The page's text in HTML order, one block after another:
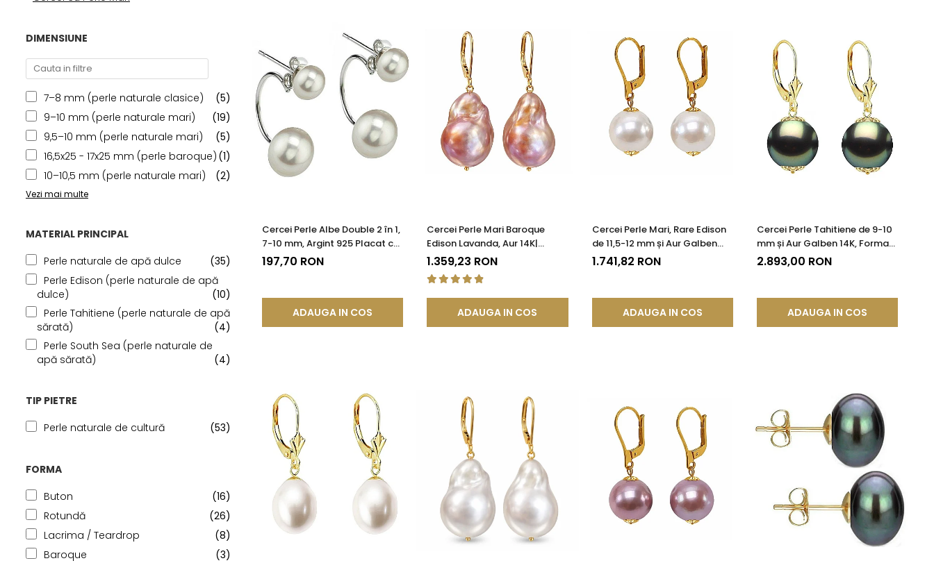
Brose cu Perle
DIMENSIUNE
7–8 mm (perle naturale clasice)
(5)
9–10 mm (perle naturale mari)
(19)
9,5–10 mm (perle naturale mari)
(5)
16,5x25 - 17x25 mm (perle baroque) (1)
10–10,5 mm (perle naturale mari)
(2)
Vezi mai multe
MATERIAL PRINCIPAL
Perle naturale de apă dulce
(35)
Perle Edison (perle naturale de apă
dulce)
(10)
Perle Tahitiene (perle naturale de apă
sărată)
(4)
Perle South Sea (perle naturale de
apă sărată)
(4)
TIP PIETRE
Perle naturale de cultură
(53)
FORMA
Buton
(16)
Rotundă
(26)
Lacrima / Teardrop
(8)
Baroque
(3)
Cercei Perle Albe Double 2 în 1,
7-10 mm, Argint 925 Placat cu
Platină | KASKADDA®
197,70 RON
ADAUGA IN COS
Cercei Perle Mari Baroque
Edison Lavanda, Aur 14K|
KASKADDA®
1.359,23 RON
ADAUGA IN COS
Cercei Perle Mari, Rare Edison
de 11,5-12 mm și Aur Galben
14K, Bijuterie de Colecție|
KASKADDA®
1.741,82 RON
ADAUGA IN COS
Cercei Perle Tahitiene de 9-10
mm și Aur Galben 14K, Forma
Rotundă | KASKADDA®
2.893,00 RON
ADAUGA IN COS